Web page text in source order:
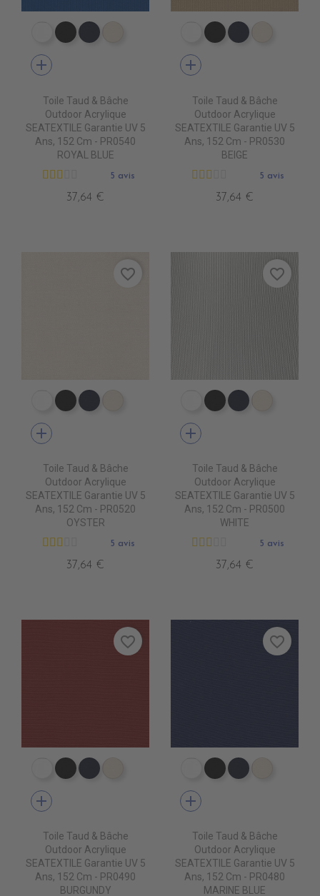
PR0500 WHITE
PR0600 BLACK
PR0560 GRAND BANK
add
Toile Taud & Bâche
Outdoor Acrylique
SEATEXTILE Garantie UV 5
Ans, 152 Cm - PR0540
ROYAL BLUE
5 avis
37,64 €
PR0500 WHITE
PR0600 BLACK
PR0560
add
Toile Taud & Bâche
Outdoor Acrylique
SEATEXTILE Garantie UV 5
Ans, 152 Cm - PR0530
BEIGE
5 avis
37,64 €
PR0500 WHITE
PR0600 BLACK
PR0560 GRAND BANK
add
Toile Taud & Bâche
Outdoor Acrylique
SEATEXTILE Garantie UV 5
Ans, 152 Cm - PR0520
OYSTER
5 avis
37,64 €
favorite_border
PR0500 WHITE
PR0600 BLACK
PR0560
add
Toile Taud & Bâche
Outdoor Acrylique
SEATEXTILE Garantie UV 5
Ans, 152 Cm - PR0500
WHITE
5 avis
37,64 €
favorite_border
PR0500 WHITE
PR0600 BLACK
PR0560 GRAND BANK
add
Toile Taud & Bâche
Outdoor Acrylique
SEATEXTILE Garantie UV 5
Ans, 152 Cm - PR0490
BURGUNDY
favorite_border
PR0500 WHITE
PR0600 BLACK
PR0560
add
Toile Taud & Bâche
Outdoor Acrylique
SEATEXTILE Garantie UV 5
Ans, 152 Cm - PR0480
MARINE BLUE
favorite_border